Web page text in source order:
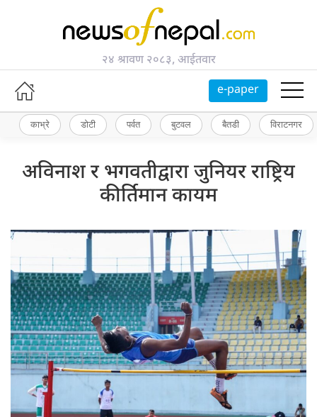
२४ श्रावण २०८३, आईतवार
e-paper
काभ्रे डोटी पर्वत बुटवल बैतडी विराटनगर
अविनाश र भगवतीद्वारा जुनियर राष्ट्रिय
कीर्तिमान कायम